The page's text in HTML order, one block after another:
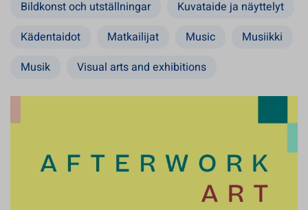
Bildkonst och utställningar
Kuvataide ja näyttelyt
Kädentaidot
Matkailijat Music
Musiikki
Musik
Visual arts and exhibitions